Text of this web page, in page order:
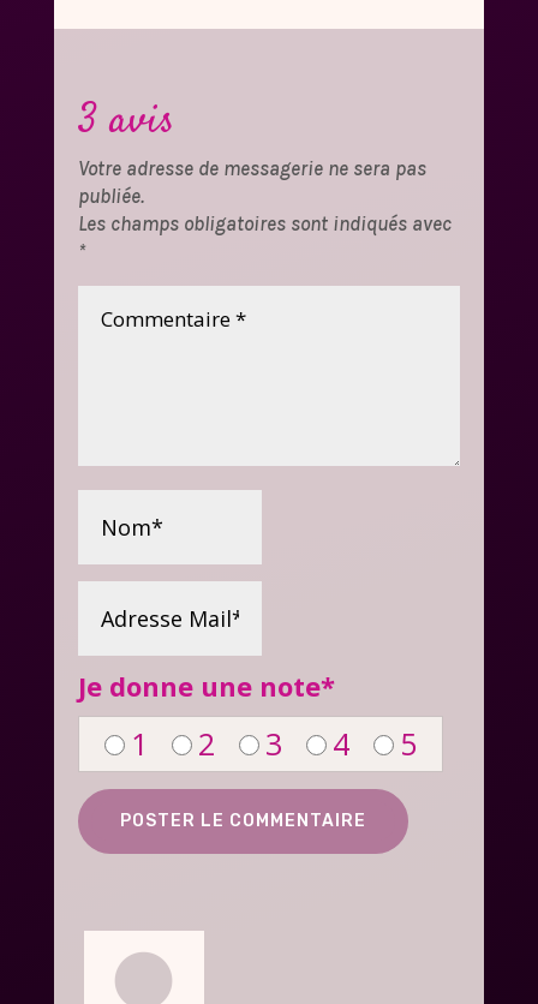
3 avis
Votre adresse de messagerie ne sera pas
publiée.
Les champs obligatoires sont indiqués avec
*
Je donne une note*
1 2 3 4 5